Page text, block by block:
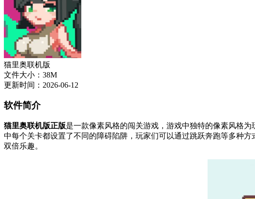
猫里奥联机版
文件大小：38M
更新时间：2026-06-12
软件简介
猫里奥联机版正版是一款像素风格的闯关游戏，游戏中独特的像素风格
中每个关卡都设置了不同的障碍陷阱，玩家们可以通过跳跃奔跑等多种
双倍乐趣。